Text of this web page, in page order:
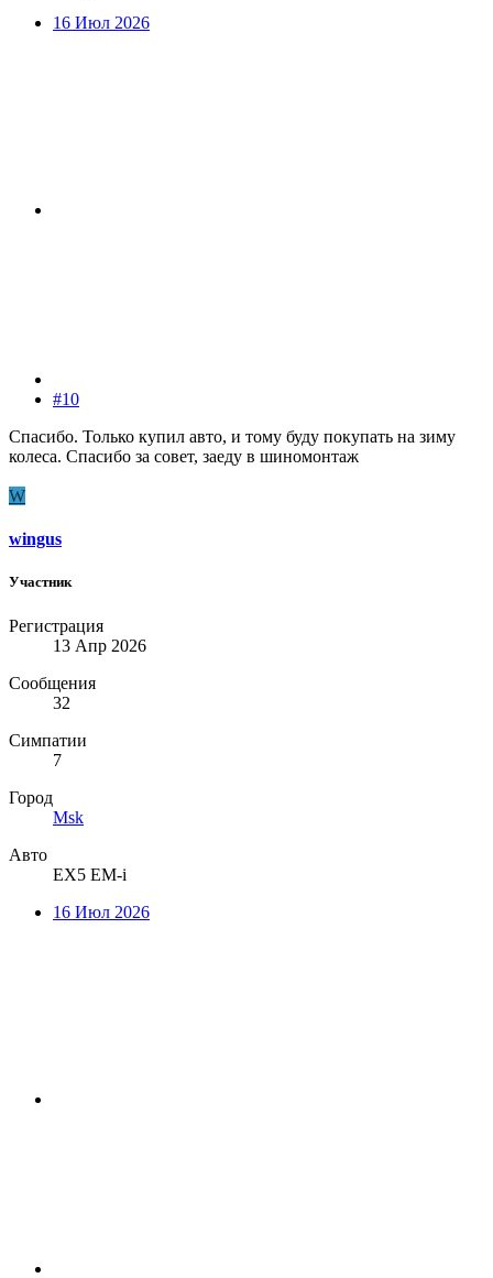
16 Июл 2026
#10
Спасибо. Только купил авто, и тому буду покупать на зиму
колеса. Спасибо за совет, заеду в шиномонтаж
W
wingus
Участник
Регистрация
13 Апр 2026
Сообщения
32
Симпатии
7
Город
Msk
Авто
EX5 EM-i
16 Июл 2026